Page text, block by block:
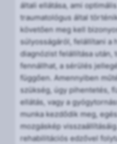
általi ellátása, ami
traumatológus által
követően meg kell
súlyosságáról, felállítani a
diagnózist felállítása után,
fennállhat, a sérülés
függően. Amennyiben
szükség, úgy pihentetés,
ellátás, vagy a
munka kezdődik meg,
mozgáskép
rehabilitációs edzővel